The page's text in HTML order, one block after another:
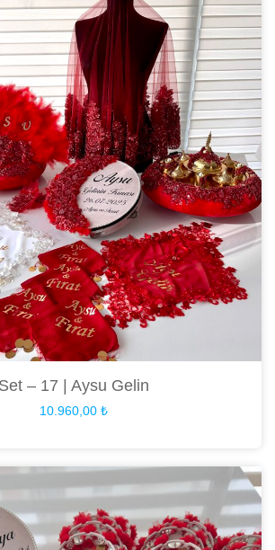
Set – 17 | Aysu Gelin
10.960,00 ₺